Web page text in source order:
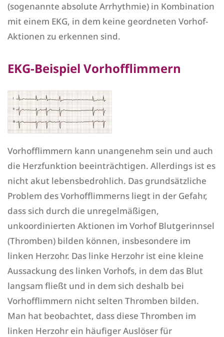
(sogenannte absolute Arrhythmie) in Kombination
mit einem EKG, in dem keine geordneten Vorhof-
Aktionen zu erkennen sind.
EKG-Beispiel Vorhofflimmern
Vorhofflimmern kann unangenehm sein und auch
die Herzfunktion beeinträchtigen. Allerdings ist es
nicht akut lebensbedrohlich. Das grundsätzliche
Problem des Vorhofflimmerns liegt in der Gefahr,
dass sich durch die unregelmäßigen,
unkoordinierten Aktionen im Vorhof Blutgerinnsel
(Thromben) bilden können, insbesondere im
linken Herzohr. Das linke Herzohr ist eine kleine
Aussackung des linken Vorhofs, in dem das Blut
langsam fließt und in dem sich deshalb bei
Vorhofflimmern nicht selten Thromben bilden.
Man hat beobachtet, dass diese Thromben im
linken Herzohr ein häufiger Auslöser für